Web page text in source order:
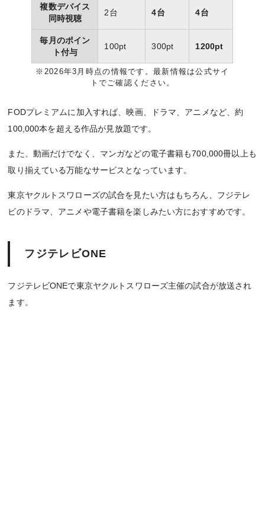
複数デバイス
同時視聴
2台 4台 4台
毎月のポイン
ト付与
100pt 300pt 1200pt
※2026年3月時点の情報です。最新情報は公式サイ
トでご確認ください。
FODプレミアムに加入すれば、映画、ドラマ、アニメなど、約
100,000本を超える作品が見放題です。
また、動画だけでなく、マンガなどの電子書籍も700,000冊以上も
取り揃えている万能なサービスとなっています。
東京ヤクルトスワローズの試合を見たい方はもちろん、フジテレ
ビのドラマ、アニメや電子書籍を楽しみたい方におすすめです。
フジテレビONE
フジテレビONEで東京ヤクルトスワローズ主催の試合が放送され
ます。